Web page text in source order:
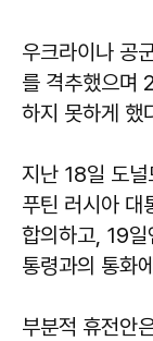
우크라이나 공
를 격추했으며
하지 못하게 했
지난 18일 도
푸틴 러시아 대
합의하고, 19일
통령과의 통화
부분적 휴전안